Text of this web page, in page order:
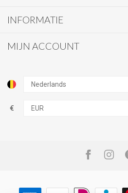
INFORMATIE
MIJN ACCOUNT
€